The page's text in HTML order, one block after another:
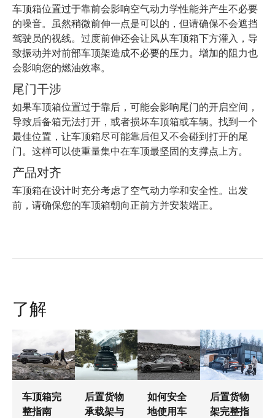
车顶箱位置过于靠前会影响空气动力学性能并产生不必要
的噪音。虽然稍微前伸一点是可以的，但请确保不会遮挡
驾驶员的视线。过度前伸还会让风从车顶箱下方灌入，导
致振动并对前部车顶架造成不必要的压力。增加的阻力也
会影响您的燃油效率。
尾门干涉
如果车顶箱位置过于靠后，可能会影响尾门的开启空间，
导致后备箱无法打开，或者损坏车顶箱或车辆。找到一个
最佳位置，让车顶箱尽可能靠后但又不会碰到打开的尾
门。这样可以使重量集中在车顶最坚固的支撑点上方。
产品对齐
车顶箱在设计时充分考虑了空气动力学和安全性。出发
前，请确保您的车顶箱朝向正前方并安装端正。
了解
车顶箱完
整指南
后置货物
承载架与
如何安全
地使用车
后置货物
架完整指